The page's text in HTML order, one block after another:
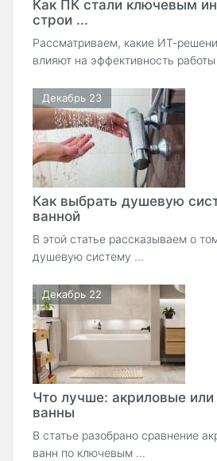
Как ПК стали ключевым
строи ...
Рассматриваем, какие ИТ-
влияют на эффективность
Декабрь 23
Как выбрать душевую
ванной
В этой статье рассказываем о
душевую систему ...
Декабрь 22
Что лучше: акриловые или
ванны
В статье разобрано сравнение
ванн по ключевым ...